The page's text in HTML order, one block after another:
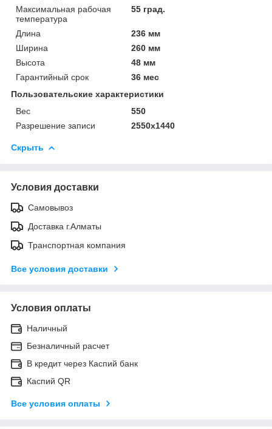
Максимальная рабочая
температура
55 град.
Длина
236 мм
Ширина
260 мм
Высота
48 мм
Гарантийный срок
36 мес
Пользовательские характеристики
Вес
550
Разрешение записи
2550x1440
Скрыть
Условия доставки
Самовывоз
Доставка г.Алматы
Транспортная компания
Все условия доставки
Условия оплаты
Наличный
Безналичный расчет
В кредит через Каспий банк
Каспий QR
Все условия оплаты